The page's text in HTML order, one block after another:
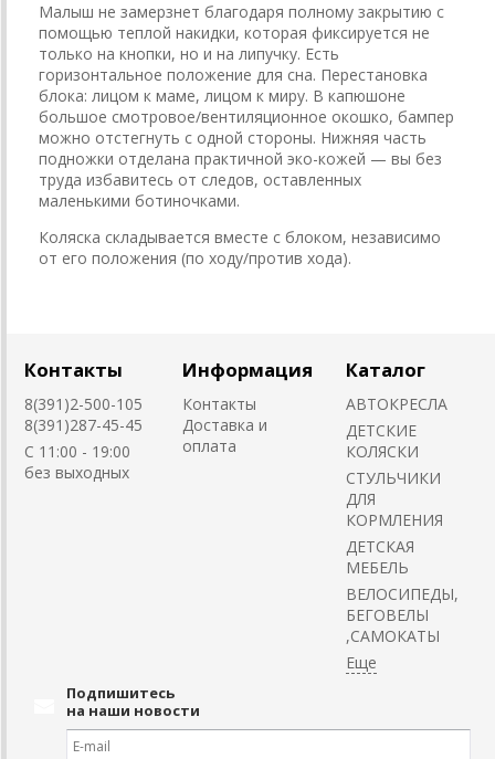
Малыш не замерзнет благодаря полному закрытию с
помощью теплой накидки, которая фиксируется не
только на кнопки, но и на липучку. Есть
горизонтальное положение для сна. Перестановка
блока: лицом к маме, лицом к миру. В капюшоне
большое смотровое/вентиляционное окошко, бампер
можно отстегнуть с одной стороны. Нижняя часть
подножки отделана практичной эко-кожей — вы без
труда избавитесь от следов, оставленных
маленькими ботиночками.
Коляска складывается вместе с блоком, независимо
от его положения (по ходу/против хода).
Контакты
8(391)2-500-105
8(391)287-45-45
C 11:00 - 19:00
без выходных
Информация
Контакты
Доставка и
оплата
Каталог
АВТОКРЕСЛА
ДЕТСКИЕ
КОЛЯСКИ
CТУЛЬЧИКИ
ДЛЯ
КОРМЛЕНИЯ
ДЕТСКАЯ
МЕБЕЛЬ
ВЕЛОСИПЕДЫ,
БЕГОВЕЛЫ
,САМОКАТЫ
Подпишитесь
на наши новости